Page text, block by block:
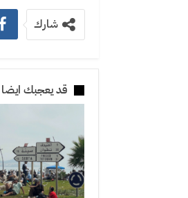
شارك
قد يعجبك ايضا